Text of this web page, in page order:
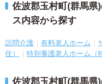
佐波郡玉村町(群馬県
ス内容から探す
訪問介護 有料老人ホーム
住）
特別養護老人ホーム（
佐波郡玉村町(群馬県